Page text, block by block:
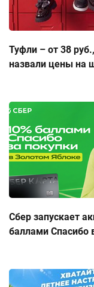
Туфли – от 38
назвали цены на
Сбер запускает
баллами Спасибо